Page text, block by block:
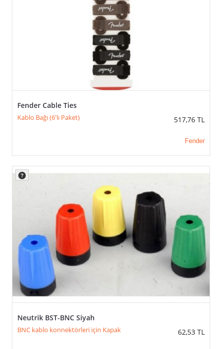
Fender Cable Ties
Kablo Bağı (6'lı Paket) 517,76 TL
Fender
Neutrik BST-BNC Siyah
BNC kablo konnektörleri için Kapak 62,53 TL